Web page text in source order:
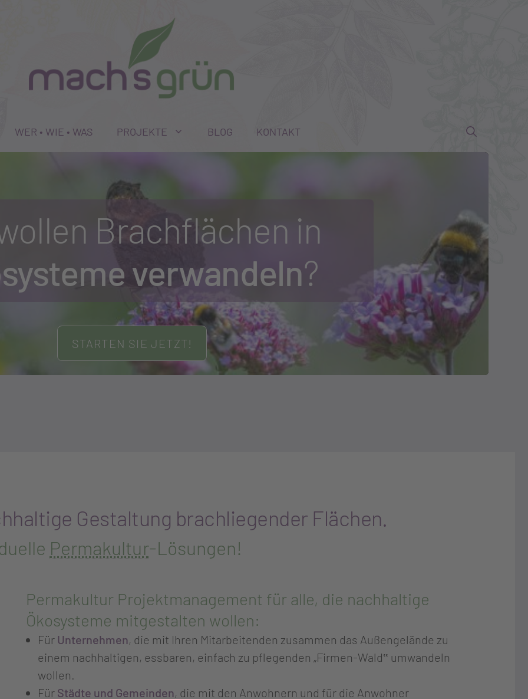
WER • WIE • WAS PROJEKTE BLOG KONTAKT
Brachflächen in
verwandeln?
STARTEN SIE JETZT!
Gestaltung brachliegender Flächen.
Permakultur-Lösungen!
Permakultur Projektmanagement für alle, die nachhaltige
Ökosysteme mitgestalten wollen:
Für Unternehmen, die mit Ihren Mitarbeitenden zusammen das Außengelände zu
einem nachhaltigen, essbaren, einfach zu pflegenden „Firmen-Wald‟ umwandeln
wollen.
Für Städte und Gemeinden, die mit den Anwohnern und für die Anwohner